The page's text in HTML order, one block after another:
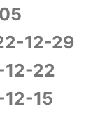
12-29
22
15